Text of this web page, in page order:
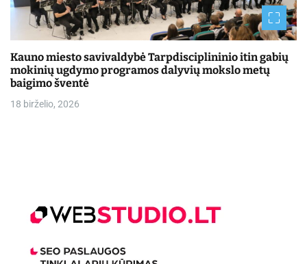
Kauno miesto savivaldybė Tarpdisciplininio itin gabių
mokinių ugdymo programos dalyvių mokslo metų
baigimo šventė
18 birželio, 2026